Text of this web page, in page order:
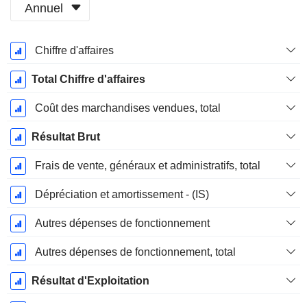
Annuel
Période
Fiscale:
Août
Chiffre d'affaires
Total Chiffre d'affaires
Coût des marchandises vendues, total
Résultat Brut
Frais de vente, généraux et administratifs, total
Dépréciation et amortissement - (IS)
Autres dépenses de fonctionnement
Autres dépenses de fonctionnement, total
Résultat d'Exploitation